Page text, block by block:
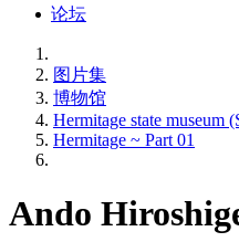
论坛
图片集
博物馆
Hermitage state museum
Hermitage ~ Part 01
Ando